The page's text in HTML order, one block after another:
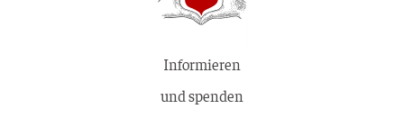
Informieren
und spenden